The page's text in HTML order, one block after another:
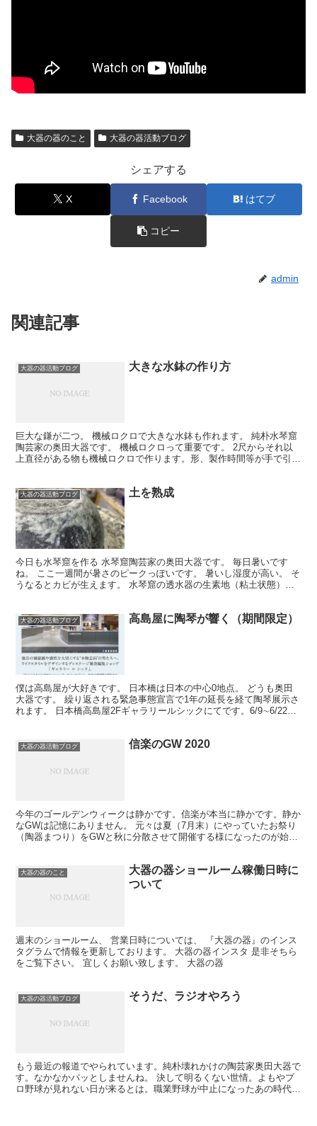
大器の器のこと 大器の器活動ブログ
シェアする
X Facebook はてブ
コピー
admin
関連記事
大器の器活動ブログ 大きな水鉢の作り方
巨大な鎌が二つ。 機械ロクロで大きな水鉢も作れます。 純朴水琴窟
陶芸家の奥田大器です。 機械ロクロって重要です。 2尺からそれ以
上直径がある物も機械ロクロで作ります。形、製作時間等が手で引く
大器の器活動ブログ 土を熟成
今日も水琴窟を作る 水琴窟陶芸家の奥田大器です。 毎日暑いです
ね。 ここ一週間が暑さのピークっぽいです。 暑いし湿度が高い。 そ
うなるとカビが生えます。 水琴窟の透水器の生素地（粘土状態）に
大器の器活動ブログ 高島屋に陶琴が響く（期間限定）
僕は高島屋が大好きです。 日本橋は日本の中心0地点。 どうも奥田
大器です。 繰り返される緊急事態宣言で1年の延長を経て陶琴展示さ
れます。 日本橋高島屋2Fギャラリールシックにてです。6/9∼6/22ま
大器の器活動ブログ 信楽のGW 2020
今年のゴールデンウィークは静かです。信楽が本当に静かです。静か
なGWは記憶にありません。 元々は夏（7月末）にやっていたお祭り
（陶器まつり）をGWと秋に分散させて開催する様になったのが始ま
大器の器のこと
大器の器ショールーム稼働日時に
ついて
週末のショールーム、 営業日時については、 『大器の器』のインス
タグラムで情報を更新しております。 大器の器インスタ 是非そちら
をご覧下さい。 宜しくお願い致します。 大器の器
大器の器活動ブログ そうだ、ラジオやろう
もう最近の報道でやられています。純朴壊れかけの陶芸家奥田大器で
す。なかなかパッとしませんね。 決して明るくない世情。よもやプ
ロ野球が見れない日が来るとは。職業野球が中止になったあの時代も